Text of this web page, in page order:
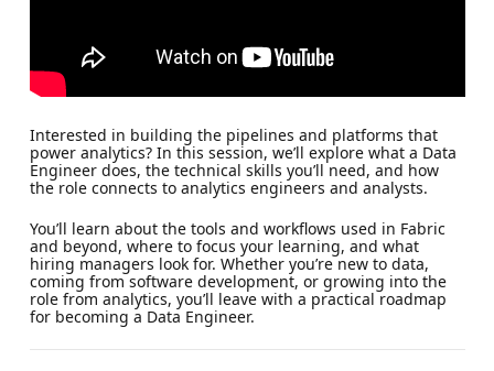
Interested in building the pipelines and platforms that
power analytics? In this session, we’ll explore what a Data
Engineer does, the technical skills you’ll need, and how
the role connects to analytics engineers and analysts.
You’ll learn about the tools and workflows used in Fabric
and beyond, where to focus your learning, and what
hiring managers look for. Whether you’re new to data,
coming from software development, or growing into the
role from analytics, you’ll leave with a practical roadmap
for becoming a Data Engineer.